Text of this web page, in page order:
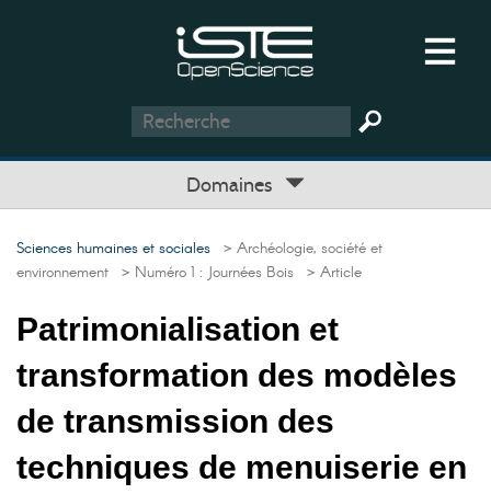
Domaines
Sciences humaines et sociales > Archéologie, société et
environnement > Numéro 1 : Journées Bois > Article
Patrimonialisation et
transformation des modèles
de transmission des
techniques de menuiserie en